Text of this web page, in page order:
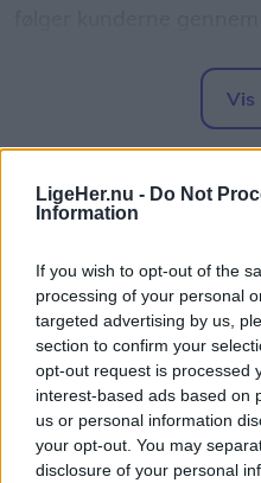
LigeHer.nu - Do Not
Information
If you wish to opt-out of the
processing of your personal
targeted advertising by us,
section to confirm your
opt-out request is processed
interest-based ads based on
us or personal information
your opt-out. You may
disclosure of your personal
Det hele begyndte, da
som fejepige i AT-
- Det hed det dengang.
skoletid, hvor jeg
kunne lide at være hos
Vis
Mennesker